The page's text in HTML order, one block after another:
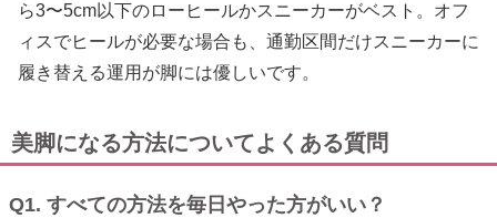
ら3〜5cm以下のローヒールかスニーカーがベスト。オフ
ィスでヒールが必要な場合も、通勤区間だけスニーカーに
履き替える運用が脚には優しいです。
美脚になる方法についてよくある質問
Q1. すべての方法を毎日やった方がいい？